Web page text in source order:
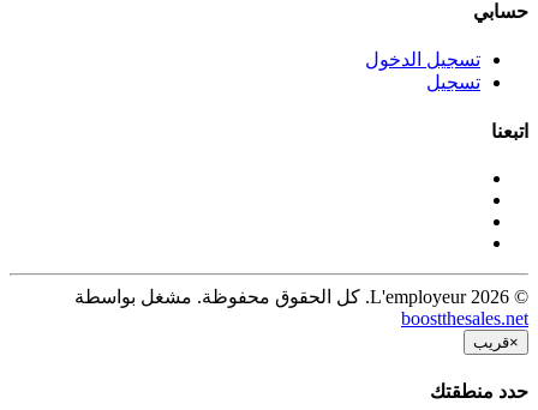
حسابي
تسجيل الدخول
تسجيل
اتبعنا
© 2026 L'employeur. كل الحقوق محفوظة. مشغل بواسطة
boostthesales.net
×قريب
حدد منطقتك